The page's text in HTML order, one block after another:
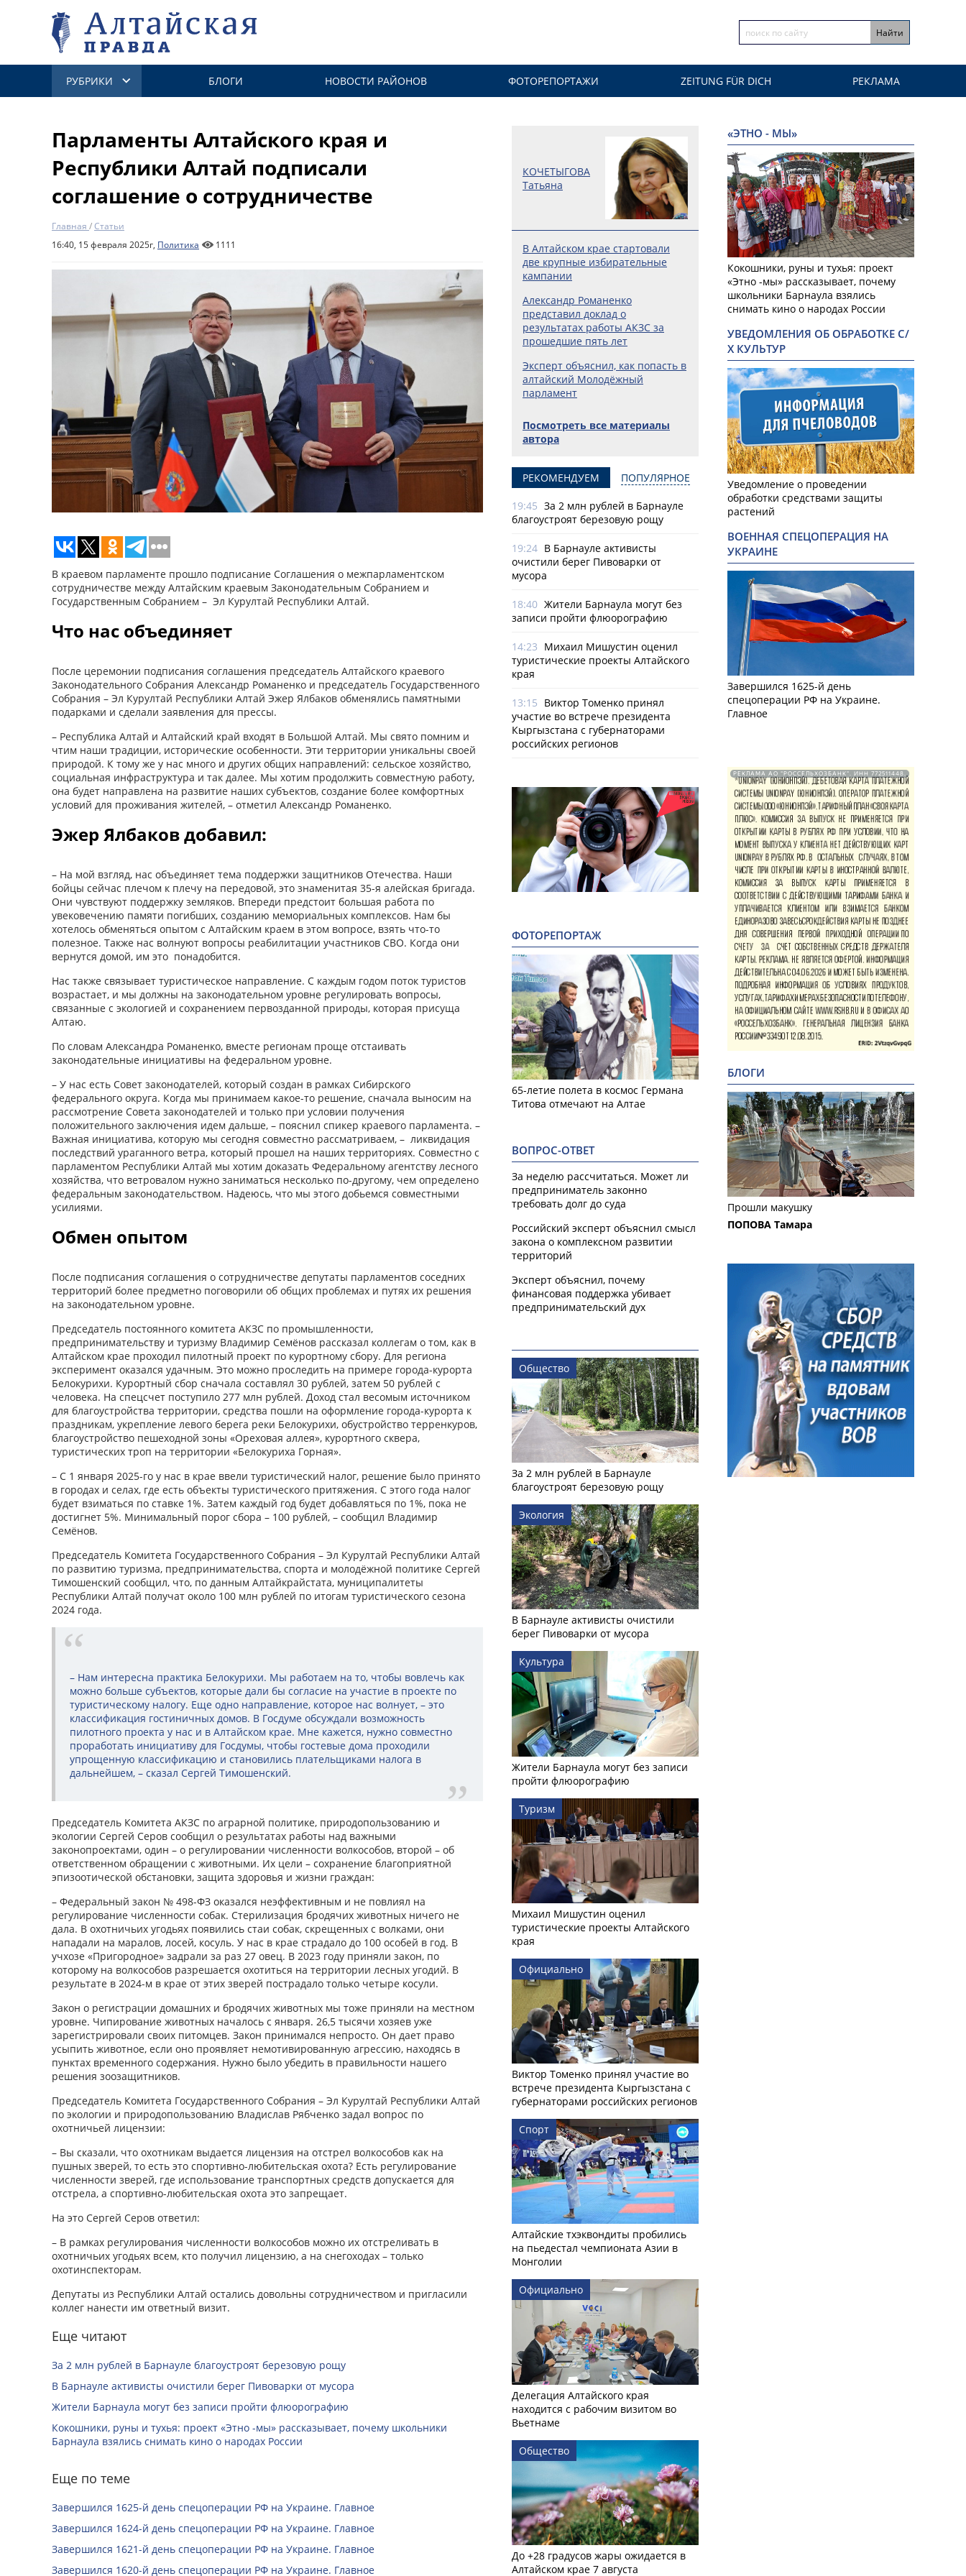
РУБРИКИ БЛОГИ НОВОСТИ РАЙОНОВ ФОТОРЕПОРТАЖИ ZEITUNG FÜR DICH РЕКЛАМА
Парламенты Алтайского края и
Республики Алтай подписали
соглашение о сотрудничестве
Главная /Статьи
16:40, 15 февраля 2025г, Политика 1111
В краевом парламенте прошло подписание Соглашения о межпарламентском
сотрудничестве между Алтайским краевым Законодательным Собранием и
Государственным Собранием – Эл Курултай Республики Алтай.
Что нас объединяет
После церемонии подписания соглашения председатель Алтайского краевого
Законодательного Собрания Александр Романенко и председатель Государственного
Собрания – Эл Курултай Республики Алтай Эжер Ялбаков обменялись памятными
подарками и сделали заявления для прессы.
– Республика Алтай и Алтайский край входят в Большой Алтай. Мы свято помним и
чтим наши традиции, исторические особенности. Эти территории уникальны своей
природой. К тому же у нас много и других общих направлений: сельское хозяйство,
социальная инфраструктура и так далее. Мы хотим продолжить совместную работу,
она будет направлена на развитие наших субъектов, создание более комфортных
условий для проживания жителей, – отметил Александр Романенко.
Эжер Ялбаков добавил:
– На мой взгляд, нас объединяет тема поддержки защитников Отечества. Наши
бойцы сейчас плечом к плечу на передовой, это знаменитая 35-я алейская бригада.
Они чувствуют поддержку земляков. Впереди предстоит большая работа по
увековечению памяти погибших, созданию мемориальных комплексов. Нам бы
хотелось обменяться опытом с Алтайским краем в этом вопросе, взять что-то
полезное. Также нас волнуют вопросы реабилитации участников СВО. Когда они
вернутся домой, им это понадобится.
Нас также связывает туристическое направление. С каждым годом поток туристов
возрастает, и мы должны на законодательном уровне регулировать вопросы,
связанные с экологией и сохранением первозданной природы, которая присуща
Алтаю.
По словам Александра Романенко, вместе регионам проще отстаивать
законодательные инициативы на федеральном уровне.
– У нас есть Совет законодателей, который создан в рамках Сибирского
федерального округа. Когда мы принимаем какое-то решение, сначала выносим на
рассмотрение Совета законодателей и только при условии получения
положительного заключения идем дальше, – пояснил спикер краевого парламента. –
Важная инициатива, которую мы сегодня совместно рассматриваем, – ликвидация
последствий ураганного ветра, который прошел на наших территориях. Совместно с
парламентом Республики Алтай мы хотим доказать Федеральному агентству лесного
хозяйства, что ветровалом нужно заниматься несколько по-другому, чем определено
федеральным законодательством. Надеюсь, что мы этого добьемся совместными
усилиями.
Обмен опытом
После подписания соглашения о сотрудничестве депутаты парламентов соседних
территорий более предметно поговорили об общих проблемах и путях их решения
на законодательном уровне.
Председатель постоянного комитета АКЗС по промышленности,
предпринимательству и туризму Владимир Семёнов рассказал коллегам о том, как в
Алтайском крае проходил пилотный проект по курортному сбору. Для региона
эксперимент оказался удачным. Это можно проследить на примере города-курорта
Белокурихи. Курортный сбор сначала составлял 30 рублей, затем 50 рублей с
человека. На спецсчет поступило 277 млн рублей. Доход стал весомым источником
для благоустройства территории, средства пошли на оформление города-курорта к
праздникам, укрепление левого берега реки Белокурихи, обустройство терренкуров,
благоустройство пешеходной зоны «Ореховая аллея», курортного сквера,
туристических троп на территории «Белокуриха Горная».
– С 1 января 2025-го у нас в крае ввели туристический налог, решение было принято
в городах и селах, где есть объекты туристического притяжения. С этого года налог
будет взиматься по ставке 1%. Затем каждый год будет добавляться по 1%, пока не
достигнет 5%. Минимальный порог сбора – 100 рублей, – сообщил Владимир
Семёнов.
Председатель Комитета Государственного Собрания – Эл Курултай Республики Алтай
по развитию туризма, предпринимательства, спорта и молодёжной политике Сергей
Тимошенский сообщил, что, по данным Алтайкрайстата, муниципалитеты
Республики Алтай получат около 100 млн рублей по итогам туристического сезона
2024 года.
– Нам интересна практика Белокурихи. Мы работаем на то, чтобы вовлечь как
можно больше субъектов, которые дали бы согласие на участие в проекте по
туристическому налогу. Еще одно направление, которое нас волнует, – это
классификация гостиничных домов. В Госдуме обсуждали возможность
пилотного проекта у нас и в Алтайском крае. Мне кажется, нужно совместно
проработать инициативу для Госдумы, чтобы гостевые дома проходили
упрощенную классификацию и становились плательщиками налога в
дальнейшем, – сказал Сергей Тимошенский.
Председатель Комитета АКЗС по аграрной политике, природопользованию и
экологии Сергей Серов сообщил о результатах работы над важными
законопроектами, один – о регулировании численности волкособов, второй – об
ответственном обращении с животными. Их цели – сохранение благоприятной
эпизоотической обстановки, защита здоровья и жизни граждан:
– Федеральный закон № 498-ФЗ оказался неэффективным и не повлиял на
регулирование численности собак. Стерилизация бродячих животных ничего не
дала. В охотничьих угодьях появились стаи собак, скрещенных с волками, они
нападали на маралов, лосей, косуль. У нас в крае страдало до 100 особей в год. В
учхозе «Пригородное» задрали за раз 27 овец. В 2023 году приняли закон, по
которому на волкособов разрешается охотиться на территории лесных угодий. В
результате в 2024-м в крае от этих зверей пострадало только четыре косули.
Закон о регистрации домашних и бродячих животных мы тоже приняли на местном
уровне. Чипирование животных началось с января. 26,5 тысячи хозяев уже
зарегистрировали своих питомцев. Закон принимался непросто. Он дает право
усыпить животное, если оно проявляет немотивированную агрессию, находясь в
пунктах временного содержания. Нужно было убедить в правильности нашего
решения зоозащитников.
Председатель Комитета Государственного Собрания – Эл Курултай Республики Алтай
по экологии и природопользованию Владислав Рябченко задал вопрос по
охотничьей лицензии:
– Вы сказали, что охотникам выдается лицензия на отстрел волкособов как на
пушных зверей, то есть это спортивно-любительская охота? Есть регулирование
численности зверей, где использование транспортных средств допускается для
отстрела, а спортивно-любительская охота это запрещает.
На это Сергей Серов ответил:
– В рамках регулирования численности волкособов можно их отстреливать в
охотничьих угодьях всем, кто получил лицензию, а на снегоходах – только
охотинспекторам.
Депутаты из Республики Алтай остались довольны сотрудничеством и пригласили
коллег нанести им ответный визит.
Еще читают
За 2 млн рублей в Барнауле благоустроят березовую рощу
В Барнауле активисты очистили берег Пивоварки от мусора
Жители Барнаула могут без записи пройти флюорографию
Кокошники, руны и тухья: проект «Этно -мы» рассказывает, почему школьники
Барнаула взялись снимать кино о народах России
Еще по теме
Завершился 1625-й день спецоперации РФ на Украине. Главное
Завершился 1624-й день спецоперации РФ на Украине. Главное
Завершился 1621-й день спецоперации РФ на Украине. Главное
Завершился 1620-й день спецоперации РФ на Украине. Главное
КОЧЕТЫГОВА
Татьяна
В Алтайском крае стартовали
две крупные избирательные
кампании
Александр Романенко
представил доклад о
результатах работы АКЗС за
прошедшие пять лет
Эксперт объяснил, как попасть в
алтайский Молодёжный
парламент
Посмотреть все материалы
автора
РЕКОМЕНДУЕМ ПОПУЛЯРНОЕ
19:45 За 2 млн рублей в Барнауле
благоустроят березовую рощу
19:24 В Барнауле активисты
очистили берег Пивоварки от
мусора
18:40 Жители Барнаула могут без
записи пройти флюорографию
14:23 Михаил Мишустин оценил
туристические проекты Алтайского
края
13:15 Виктор Томенко принял
участие во встрече президента
Кыргызстана с губернаторами
российских регионов
ФОТОРЕПОРТАЖ
65-летие полета в космос Германа
Титова отмечают на Алтае
ВОПРОС-ОТВЕТ
За неделю рассчитаться. Может ли
предприниматель законно
требовать долг до суда
Российский эксперт объяснил смысл
закона о комплексном развитии
территорий
Эксперт объяснил, почему
финансовая поддержка убивает
предпринимательский дух
Общество
За 2 млн рублей в Барнауле
благоустроят березовую рощу
Экология
В Барнауле активисты очистили
берег Пивоварки от мусора
Культура
Жители Барнаула могут без записи
пройти флюорографию
Туризм
Михаил Мишустин оценил
туристические проекты Алтайского
края
Официально
Виктор Томенко принял участие во
встрече президента Кыргызстана с
губернаторами российских регионов
Спорт
Алтайские тхэквондиты пробились
на пьедестал чемпионата Азии в
Монголии
Официально
Делегация Алтайского края
находится с рабочим визитом во
Вьетнаме
Общество
До +28 градусов жары ожидается в
Алтайском крае 7 августа
«ЭТНО - МЫ»
Кокошники, руны и тухья: проект
«Этно -мы» рассказывает, почему
школьники Барнаула взялись
снимать кино о народах России
УВЕДОМЛЕНИЯ ОБ ОБРАБОТКЕ С/
Х КУЛЬТУР
Уведомление о проведении
обработки средствами защиты
растений
ВОЕННАЯ СПЕЦОПЕРАЦИЯ НА
УКРАИНЕ
Завершился 1625-й день
спецоперации РФ на Украине.
Главное
РЕКЛАМА АО "РОССЕЛЬХОЗБАНК". ИНН 772511448.
БЛОГИ
Прошли макушку
ПОПОВА Тамара